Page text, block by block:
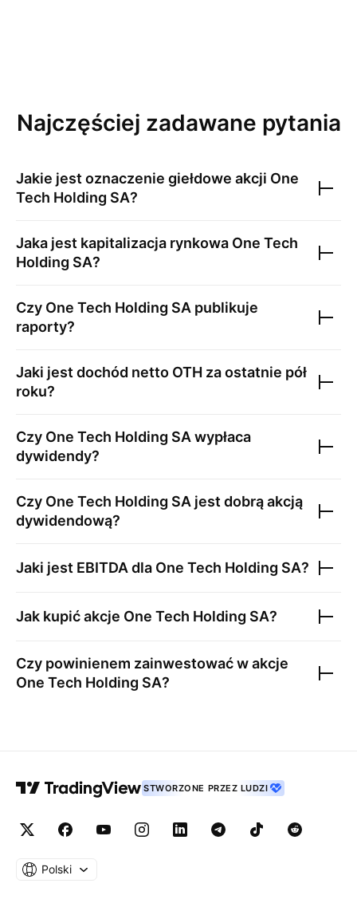
Najczęściej zadawane pytania
Jakie jest oznaczenie giełdowe akcji One
Tech Holding SA?
Jaka jest kapitalizacja rynkowa One Tech
Holding SA?
Czy One Tech Holding SA publikuje
raporty?
Jaki jest dochód netto OTH za ostatnie pół
roku?
Czy One Tech Holding SA wypłaca
dywidendy?
Czy One Tech Holding SA jest dobrą akcją
dywidendową?
Jaki jest EBITDA dla One Tech Holding SA?
Jak kupić akcje One Tech Holding SA?
Czy powinienem zainwestować w akcje
One Tech Holding SA?
STWORZONE PRZEZ LUDZI
Polski